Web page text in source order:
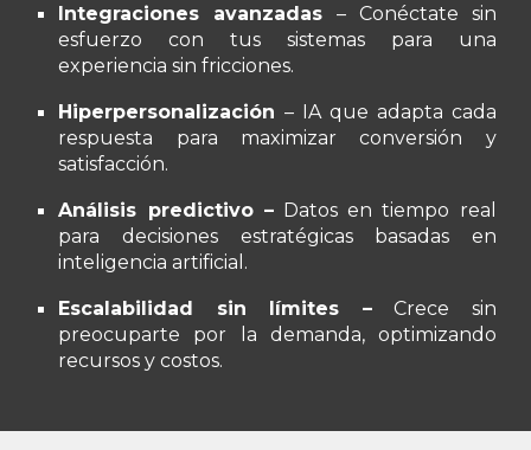
Integraciones avanzadas – Conéctate sin
esfuerzo con tus sistemas para una
experiencia sin fricciones.
Hiperpersonalización– IA que adapta cada
respuesta para maximizar conversión y
satisfacción.
Análisis predictivo –Datos en tiempo real
para decisiones estratégicas basadas en
inteligencia artificial.
Escalabilidad sin límites –Crece sin
preocuparte por la demanda, optimizando
recursos y costos.